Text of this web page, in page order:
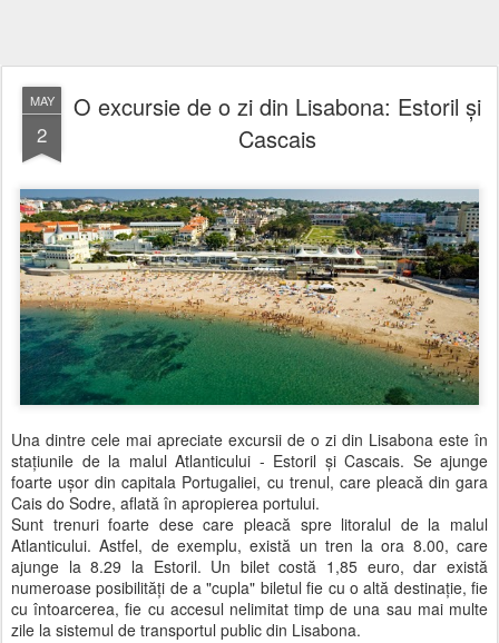
MAY
2
O excursie de o zi din Lisabona: Estoril şi
Cascais
Una dintre cele mai apreciate excursii de o zi din Lisabona este în
staţiunile de la malul Atlanticului - Estoril şi Cascais. Se ajunge
foarte uşor din capitala Portugaliei, cu trenul, care pleacă din gara
Cais do Sodre, aflată în apropierea portului.
Sunt trenuri foarte dese care pleacă spre litoralul de la malul
Atlanticului. Astfel, de exemplu, există un tren la ora 8.00, care
ajunge la 8.29 la Estoril. Un bilet costă 1,85 euro, dar există
numeroase posibilităţi de a "cupla" biletul fie cu o altă destinaţie, fie
cu întoarcerea, fie cu accesul nelimitat timp de una sau mai multe
zile la sistemul de transportul public din Lisabona.